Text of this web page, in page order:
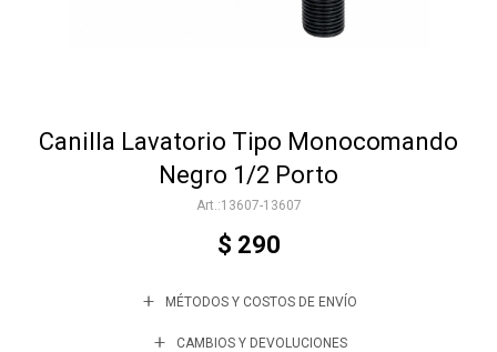
Canilla Lavatorio Tipo Monocomando
Negro 1/2 Porto
13607-13607
$ 290
MÉTODOS Y COSTOS DE ENVÍO
CAMBIOS Y DEVOLUCIONES
Varios